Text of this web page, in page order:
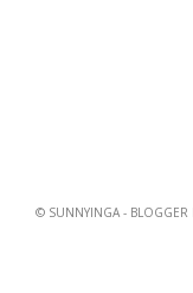
© SUNNYINGA - BLOGGER